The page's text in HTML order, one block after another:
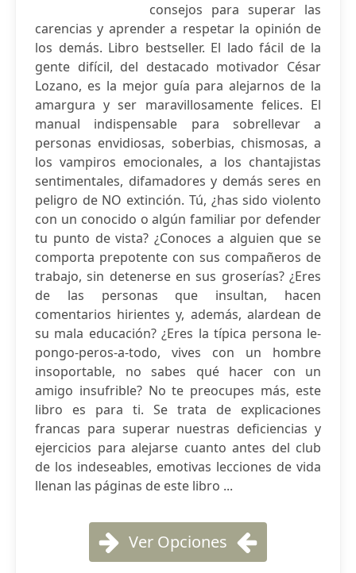
consejos para superar las
carencias y aprender a respetar la opinión de
los demás. Libro bestseller. El lado fácil de la
gente difícil, del destacado motivador César
Lozano, es la mejor guía para alejarnos de la
amargura y ser maravillosamente felices. El
manual indispensable para sobrellevar a
personas envidiosas, soberbias, chismosas, a
los vampiros emocionales, a los chantajistas
sentimentales, difamadores y demás seres en
peligro de NO extinción. Tú, ¿has sido violento
con un conocido o algún familiar por defender
tu punto de vista? ¿Conoces a alguien que se
comporta prepotente con sus compañeros de
trabajo, sin detenerse en sus groserías? ¿Eres
de las personas que insultan, hacen
comentarios hirientes y, además, alardean de
su mala educación? ¿Eres la típica persona le-
pongo-peros-a-todo, vives con un hombre
insoportable, no sabes qué hacer con un
amigo insufrible? No te preocupes más, este
libro es para ti. Se trata de explicaciones
francas para superar nuestras deficiencias y
ejercicios para alejarse cuanto antes del club
de los indeseables, emotivas lecciones de vida
llenan las páginas de este libro ...
Ver Opciones